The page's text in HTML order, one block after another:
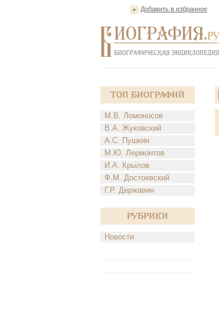
Добавить в избранное
Топ Биографий
М.В. Ломоносов
В.А. Жуковский
А.С. Пушкин
М.Ю. Лермонтов
И.А. Крылов
Ф.М. Достоевский
Г.Р. Державин
Рубрики
Новости